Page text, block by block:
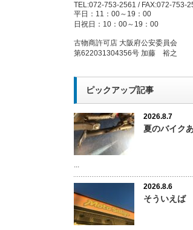
TEL:072-753-2561 / FAX:072-753-
平日：11：00～19：00
日祝日：10：00～19：00
古物商許可店 大阪府公安委員会
第622031304356号 加藤 裕之
ピックアップ記事
2026.8.7
夏のバイク
...
2026.8.6
そういえば